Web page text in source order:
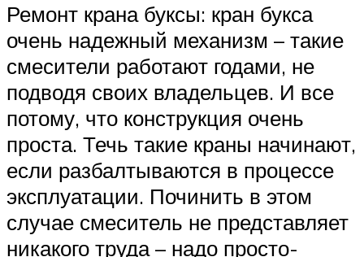
Ремонт крана буксы: кран букса
очень надежный механизм – такие
смесители работают годами, не
подводя своих владельцев. И все
потому, что конструкция очень
проста. Течь такие краны начинают,
если разбалтываются в процессе
эксплуатации. Починить в этом
случае смеситель не представляет
никакого труда – надо просто-